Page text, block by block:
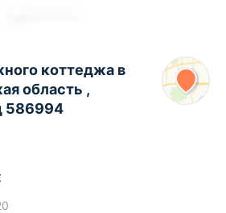
коттеджа в
область ,
586994